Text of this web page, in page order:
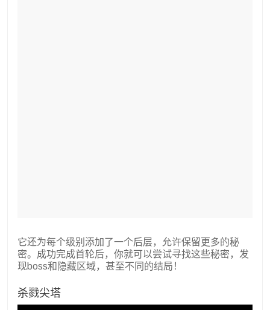
它还为每个级别添加了一个后层，允许保留更多的秘
密。成功完成首轮后，你就可以尝试寻找这些秘密，发
现boss和隐藏区域，甚至不同的结局！
杀戮尖塔